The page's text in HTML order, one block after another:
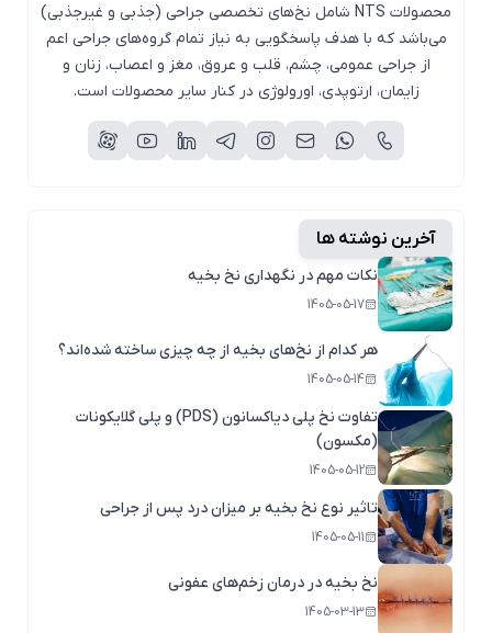
محصولات NTS شامل نخ‌های تخصصی جراحی (جذبی و غیرجذبی)
می‌باشد که با هدف پاسخگویی به نیاز تمام گروه‌های جراحی اعم
از جراحی عمومی، چشم، قلب و عروق، مغز و اعصاب، زنان و
زایمان، ارتوپدی، اورولوژی در کنار سایر محصولات است.
آخرین نوشته ها
نکات مهم در نگهداری نخ بخیه
1405-05-17
هر کدام از نخ‌های بخیه از چه چیزی ساخته شده‌اند؟
1405-05-14
تفاوت نخ پلی دیاکسانون (PDS) و پلی گلایکونات
(مکسون)
1405-05-12
تاثیر نوع نخ بخیه بر میزان درد پس از جراحی
1405-05-11
نخ بخیه در درمان زخم‌های عفونی
1405-03-13